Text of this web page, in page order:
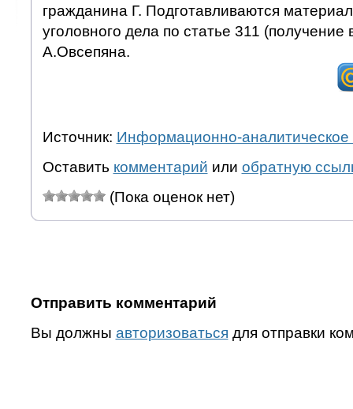
гражданина Г. Подготавливаются
уголовного дела по статье 311 (получение
А.Овсепяна.
Источник: Информационно-аналитическое
Оставить комментарий или обратную
(Пока оценок нет)
Отправить комментарий
Вы должны авторизоваться для отправки